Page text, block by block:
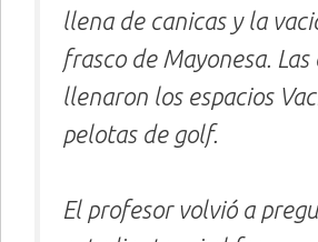
llena de canicas y la
frasco de Mayonesa. Las
llenaron los espacios
pelotas de golf.
El profesor volvió a